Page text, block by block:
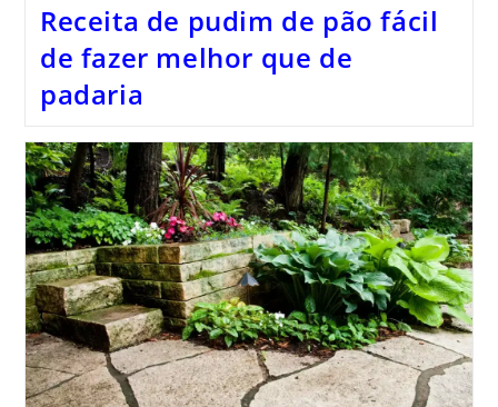
Receita de pudim de pão fácil
de fazer melhor que de
padaria